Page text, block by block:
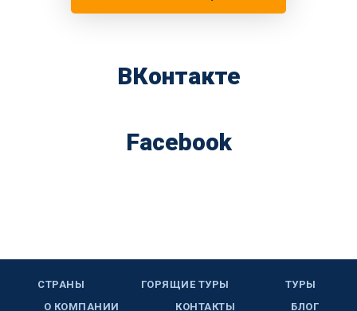
ВКонтакте
Facebook
СТРАНЫ ГОРЯЩИЕ ТУРЫ
ТУРЫ
О КОМПАНИИ
КОНТАКТЫ БЛОГ